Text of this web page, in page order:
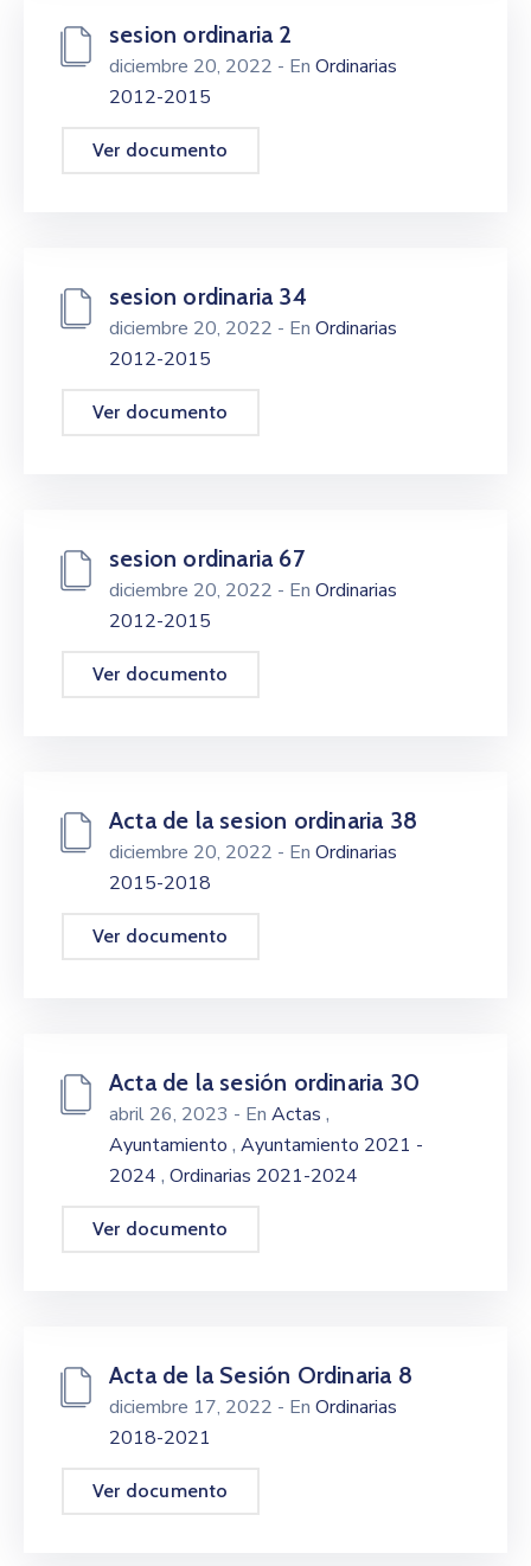
sesion ordinaria 2
diciembre 20, 2022 - En Ordinarias
2012-2015
Ver documento
sesion ordinaria 34
diciembre 20, 2022 - En Ordinarias
2012-2015
Ver documento
sesion ordinaria 67
diciembre 20, 2022 - En Ordinarias
2012-2015
Ver documento
Acta de la sesion ordinaria 38
diciembre 20, 2022 - En Ordinarias
2015-2018
Ver documento
Acta de la sesión ordinaria 30
abril 26, 2023 - En Actas ,
Ayuntamiento , Ayuntamiento 2021 -
2024 , Ordinarias 2021-2024
Ver documento
Acta de la Sesión Ordinaria 8
diciembre 17, 2022 - En Ordinarias
2018-2021
Ver documento